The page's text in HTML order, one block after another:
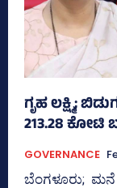
ಗೃಹ ಲಕ್ಷ್ಮಿ;
213.28 ಕೋಟಿ
GOVERNANCE
ಬೆಂಗಳೂರು; ಮನೆ